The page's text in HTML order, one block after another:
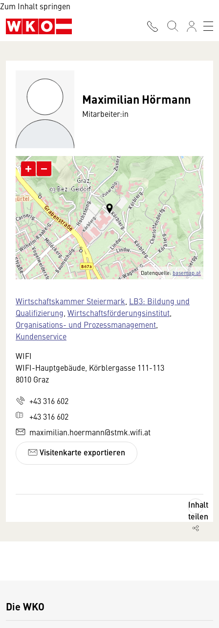
Zum Inhalt springen
Maximilian Hörmann
Mitarbeiter:in
+ −
Datenquelle: basemap.at
Wirtschaftskammer Steiermark LB3: Bildung und
Qualifizierung Wirtschaftsförderungsinstitut
Organisations- und Prozessmanagement
Kundenservice
WIFI
WIFI-Hauptgebäude, Körblergasse 111-113
8010 Graz
+43 316 602
+43 316 602
maximilian.hoermann@stmk.wifi.at
Visitenkarte exportieren
Inhalt
teilen
Die WKO